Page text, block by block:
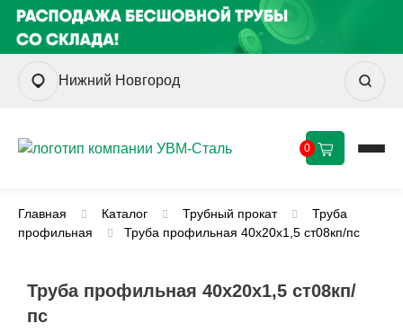
Нижний Новгород
0
Главная Каталог Трубный прокат
Труба
профильная
Труба профильная 40х20х1,5 ст08кп/пс
Труба профильная 40х20х1,5 ст08кп/
пс